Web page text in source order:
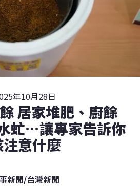
年10月28日
居家堆肥、廚餘
虻⋯讓專家告訴你
注意什麼
新聞/台灣新聞